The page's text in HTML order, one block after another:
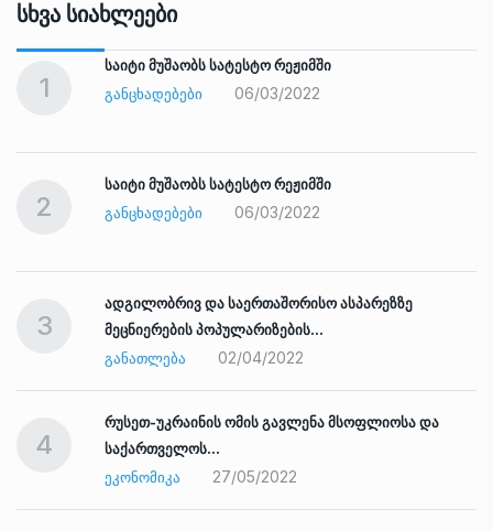
Სხვა Სიახლეები
1
საიტი მუშაობს სატესტო რეჟიმში
ᲒᲐᲜᲪᲮᲐᲓᲔᲑᲔᲑᲘ
06/03/2022
2
საიტი მუშაობს სატესტო რეჟიმში
ᲒᲐᲜᲪᲮᲐᲓᲔᲑᲔᲑᲘ
06/03/2022
3
ადგილობრივ და საერთაშორისო ასპარეზზე
მეცნიერების პოპულარიზების…
ᲒᲐᲜᲐᲗᲚᲔᲑᲐ
02/04/2022
4
რუსეთ-უკრაინის ომის გავლენა მსოფლიოსა და
საქართველოს…
ᲔᲙᲝᲜᲝᲛᲘᲙᲐ
27/05/2022